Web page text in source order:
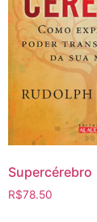
Supercérebro
R$78.50